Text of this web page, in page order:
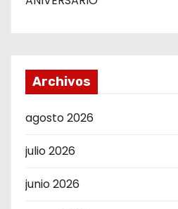
Archivos
agosto 2026
julio 2026
junio 2026